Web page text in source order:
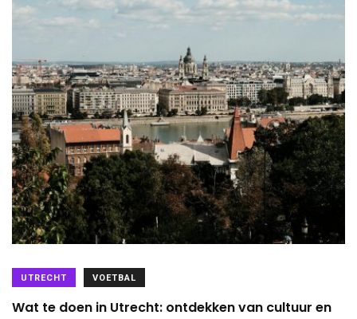
UTRECHT VOETBAL
Wat te doen in Utrecht: ontdekken van cultuur en